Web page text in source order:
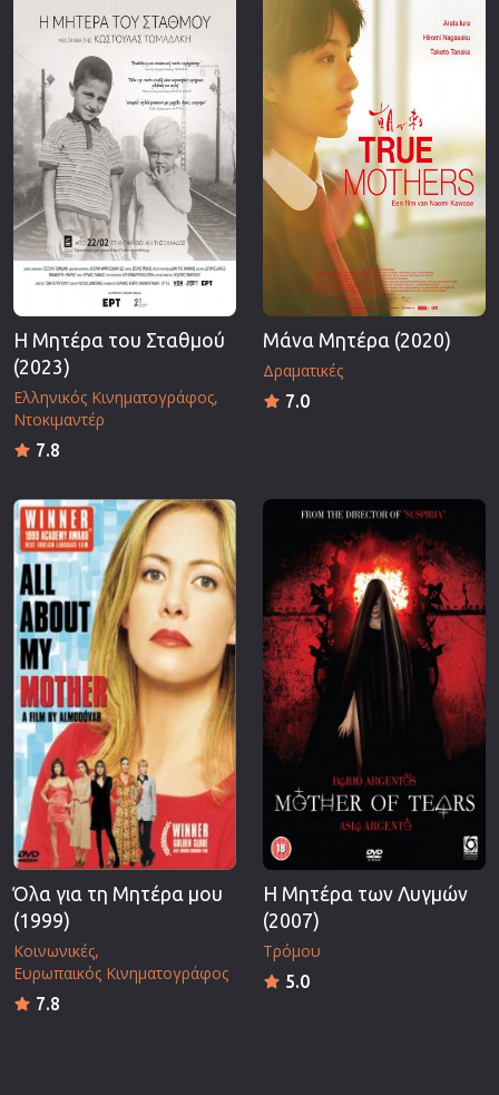
Η Μητέρα του Σταθμού
(2023)
Ελληνικός Κινηματογράφος
Ντοκιμαντέρ
7.8
Μάνα Μητέρα (2020)
Δραματικές
7.0
Όλα για τη Μητέρα μου
(1999)
Κοινωνικές
Ευρωπαικός Κινηματογράφος
7.8
Η Μητέρα των Λυγμών
(2007)
Τρόμου
5.0